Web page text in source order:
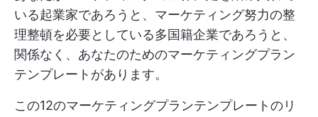
いる起業家であろうと、マーケティング努力の整
理整頓を必要としている多国籍企業であろうと、
関係なく、あなたのためのマーケティングプラン
テンプレートがあります。
この12のマーケティングプランテンプレートのリ